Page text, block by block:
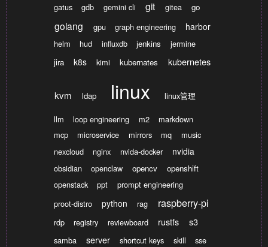
gatus gdb gemini cli git gitea go
golang gpu graph engineering harbor
helm hud influxdb jenkins
jermine
jira
k8s kimi kubernates kubernetes
kvm ldap linux linux管理
llm loop engineering m2
markdown
mcp
microservice mirrors mq
music
nexcloud
nginx nvida-docker nvidia
obsidian openclaw opencv
openshift
openstack
ppt
prompt engineering
proot-distro
python rag raspberry-pi
rdp registry reviewboard rustfs s3
samba server shortcut keys skill
sse